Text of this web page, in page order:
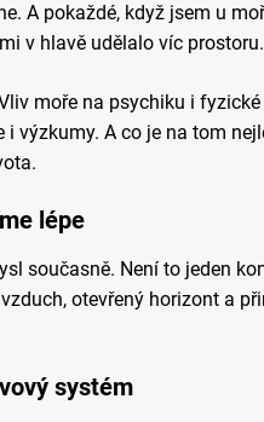
A pokaždé, když jsem u
v hlavě udělalo víc prostoru.
moře na psychiku i
i výzkumy. A co je na tom
lépe
současně. Není to jeden
otevřený horizont a
systém